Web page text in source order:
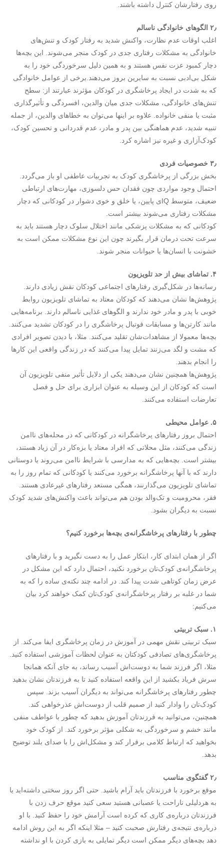
روی رفتار‌شان کنترل داشته باشند.
۲٫ الگوهای خانوادگی ناسالم
اغلب اوقات عدم نظارت، واکنش شدید به رفتار کودک و تنش‌های
خانوادگی به مشکلات رفتاری جدی در کودک منجر می‌شوند. این بچه‌ها
دچار کمبود عزت نفس هستند و به همین دلیل سرخوردگی خود را به
شکل بی‌ادبی نسبت به سایرین بروز می‌دهند.برخی از عوامل خانوادگی
که به شدت در ایجاد پرخاشگری در کودکان مؤثرند عبارتند از: سطح
تنش‌های خانوادگی، مشکلات جدی میان والدین، افسردگی و تأثیرگذاری
مثبت یا منفی خانواده. علاوه بر اینها می‌توان به خطاهای والدین، از جمله
تنبیه شدید، عدم هماهنگی بین پدر و مادر، عدم قدردانی و تحسین کودک،
کودک‌آزاری و غیره نیز اشاره کرد.
۳٫ خصوصیات فردی
بخش بزرگی از پرخاشگری کودک به تجربیات عاطفی او باز می‌گردد.
احتمال وجود مواردی چون فقدان حس دلسوزی، مهارت‌های ارتباطی
ضعیف، متوسط IQی پایین، یا خلق و خوی دشوار در کودکانی که دچار
مشکلات رفتاری می‌شوند بیشتر است.
کودکانی که به مشکلات پزشکی مانند اختلال سلوک دچار هستند باید به
سرعت تحت درمان قرار بگیرند چون این نوع مشکلات ممکن است به
خشونت با انسان‌ها یا حیوانات منجر شوند.
۴. تماشای بیش از حد تلویزیون
رسانه‌ها در شکل‌گیری رفتارهای اجتماعی کودکان نقش زیادی دارند.
پژوهش‌ها نشان می‌دهند که کودکان معتاد به تماشای تلویزیون روابط
خوبی با پدر و مادر خود ندارند و الگوهای غذایی ناسالم دارند. برنامه‌هایی
مانند کارتن‌ها و مسابقات فوتبال پرخاشگری را در کودکان تشدید می‌کنند.
بچه‌ها معمولا از مشاهدات‌شان تقلید می‌کنند. مثلا، با دیدن تصویر افرادی
که مشت و لگد می‌زنند تمایل پیدا می‌کنند که در زندگی واقعی این کارها
را انجام بدهند.
پژوهش‌ها همچنین نشان می‌دهند یکی از دلایل تأثیر منفی تلویزیون آن
است که کودکان از این وسیله به عنوان ابزاری برای حل و فصل
تعارضات استفاده می‌کنند.
۵. عوامل محیطی
احتمال بروز رفتارهای پرخاشگرانه در کودکانی که در محله‌های ناامن
زندگی می‌کنند، مثل محلاتی که افراد معتاد یا بزه‌کار در آن زیاد هستند،
بیشتر است. بچه‌هایی که به مدارسی با شرایط ناامن می‌روند یا دوستانی
دارند که با آنها پرخاشگرانه برخورد می‌کنند یا کودکانی که تمام روز را به
تماشای تلویزیون می‌گذارنند، همگی مستعد رفتارهای غیرعادی هستند.
فقر، محرومیت و تک‌والد بودن هم می‌تواند باعث واکنش‌های شدید کودک
نسبت به دیگران بشود.
چطور با رفتار‌های پرخاشگرانه‌ی بچه‌ها برخورد کنیم؟
اگر از همان ابتدای کار، ابتکار عمل را به دست نگیرید و با رفتارهای
پرخاشگرانه‌ی کودک‌تان برخورد نکنید، احتمال دارد که این مشکل در
عرض زمان کوتاهی شدت پیدا کند. در ادامه چند نکته‌ی ساده را که به
شما در غلبه بر رفتار پرخاشگرانه‌ی کودک‌تان کمک خواهند کرد بیان
می‌کنیم:
۱. سبک تربیتی
سبک تربیتی نقش مهمی در آموزش در زمان پرخاشگری ایفا می‌کند. از
پرخاشگری‌های تصادفی کودکتان به عنوان لحظات آموزشی استفاده کنید.
مثلا، اگر فرزند شما به دوست‌اش آسیب رساند، به جای آنکه همانجا
سرش فریاد بکشید از این واقعه استفاده کنید تا به فرزندتان نشان بدهید
چطور رفتارهای پرخاشگرانه می‌تواند به دیگران آسیب بزند. سپس
کودک‌تان را وادار کنید از صمیم قلب از دوست‌اش عذرخواهی کند.
همچنین، می‌توانید به فرزندتان آموزش بدهید که چطور با عواطف منفی
مانند خشم و سرخوردگی به شکلی مؤثر برخورد کند. از کودک خود
بخواهید که ارتباط کلامی برقرار کند و مشکل‌اش را با صدای بلند توضیح
بدهد.
۲٫ گفتگوی مناسب
موقع برخورد با فرزندتان باید آرام باشید. حتی اگر روز سختی داشته‌اید یا
به هردلیلی ناراحت یا عصبانی هستید سعی کنید موقع حرف زدن با
فرزندتان درباره‌ی کاری که کرده‌ است آرامش خود را حفظ کنید. با او
درباره‌ی نتیجه‌ی رفتارش صحبت کنید – مثلا اینکه اگر به این روش ادامه
دهد بچه‌های دیگر ممکن است دیگر تمایلی به بازی کردن با او نداشته